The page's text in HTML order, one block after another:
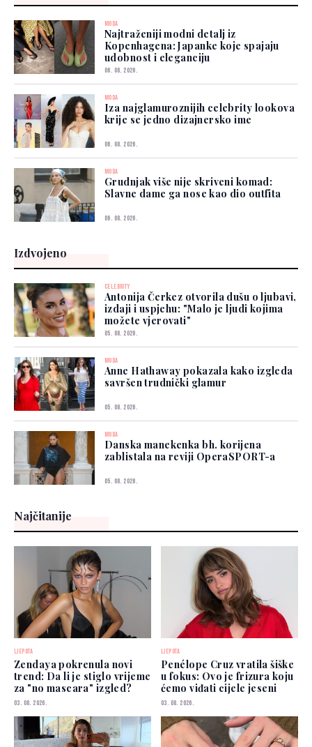
MODA
Najtraženiji modni detalj iz
Kopenhagena: Japanke koje spajaju
udobnost i eleganciju
06. 08. 2026.
MODA
Iza najglamuroznijih celebrity lookova
krije se jedno dizajnersko ime
06. 08. 2026.
MODA
Grudnjak više nije skriveni komad:
Slavne dame ga nose kao dio outfita
06. 08. 2026.
Izdvojeno
CELEBRITY
Antonija Čerkez otvorila dušu o ljubavi,
izdaji i uspjehu: "Malo je ljudi kojima
možete vjerovati"
05. 08. 2026.
MODA
Anne Hathaway pokazala kako izgleda
savršen trudnički glamur
05. 08. 2026.
MODA
Danska manekenka bh. korijena
zablistala na reviji OperaSPORT-a
05. 08. 2026.
Najčitanije
LJEPOTA
Zendaya pokrenula novi
trend: Da li je stiglo vrijeme
za "no mascara" izgled?
03. 08. 2026.
LJEPOTA
Penélope Cruz vratila šiške
u fokus: Ovo je frizura koju
ćemo viđati cijele jeseni
03. 08. 2026.